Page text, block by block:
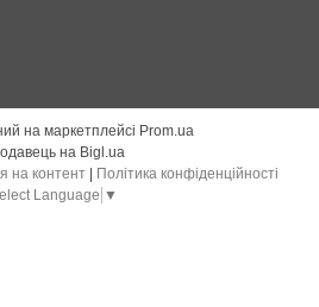
на маркетплейсі Prom.ua
на Bigl.ua
на контент | Політика конфіденційності
Language ▼